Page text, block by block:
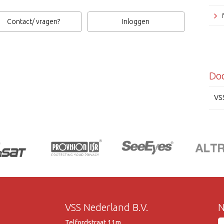
Contact/ vragen? Inloggen
VSS Nederland B.V.